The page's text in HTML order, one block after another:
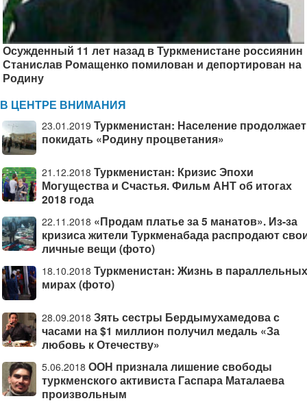
Осужденный 11 лет назад в Туркменистане россиянин
Станислав Ромащенко помилован и депортирован на
Родину
В ЦЕНТРЕ ВНИМАНИЯ
23.01.2019 Туркменистан: Население продолжает
покидать «Родину процветания»
21.12.2018 Туркменистан: Кризис Эпохи
Могущества и Счастья. Фильм АНТ об итогах
2018 года
22.11.2018 «Продам платье за 5 манатов». Из-за
кризиса жители Туркменабада распродают
личные вещи (фото)
18.10.2018 Туркменистан: Жизнь в параллельных
мирах (фото)
28.09.2018 Зять сестры Бердымухамедова с
часами на $1 миллион получил медаль «За
любовь к Отечеству»
5.06.2018 ООН признала лишение свободы
туркменского активиста Гаспара Маталаева
произвольным